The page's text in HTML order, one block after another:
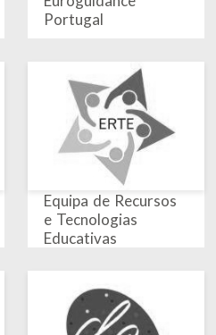
Portugal
Equipa de Recursos
e Tecnologias
Educativas